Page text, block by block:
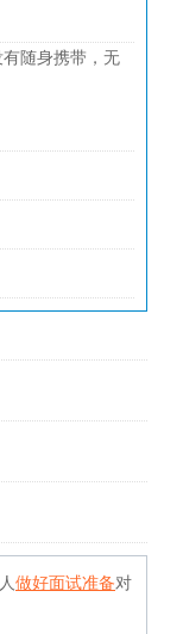
随身携带，无
做好面试准备对